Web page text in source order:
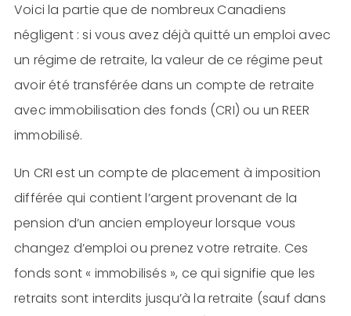
Voici la partie que de nombreux Canadiens
négligent : si vous avez déjà quitté un emploi avec
un régime de retraite, la valeur de ce régime peut
avoir été transférée dans un compte de retraite
avec immobilisation des fonds (CRI) ou un REER
immobilisé.
Un CRI est un compte de placement à imposition
différée qui contient l’argent provenant de la
pension d’un ancien employeur lorsque vous
changez d’emploi ou prenez votre retraite. Ces
fonds sont « immobilisés », ce qui signifie que les
retraits sont interdits jusqu’à la retraite (sauf dans